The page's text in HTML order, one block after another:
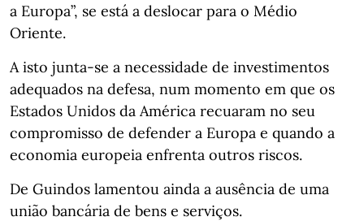
a Europa”, se está a deslocar para o Médio
Oriente.
A isto junta-se a necessidade de investimentos
adequados na defesa, num momento em que os
Estados Unidos da América recuaram no seu
compromisso de defender a Europa e quando a
economia europeia enfrenta outros riscos.
De Guindos lamentou ainda a ausência de uma
união bancária de bens e serviços.